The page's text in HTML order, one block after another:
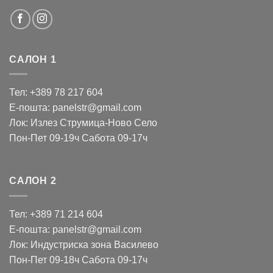
САЛОН 1
Тел: +389 78 217 604
Е-пошта: panelstr@gmail.com
Лок: Излез Струмица-Ново Село
Пон-Пет 09-19ч Сабота 09-17ч
САЛОН 2
Тел: +389 71 214 604
Е-пошта: panelstr@gmail.com
Лок: Индустриска зона Василево
Пон-Пет 09-18ч Сабота 09-17ч